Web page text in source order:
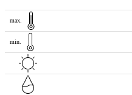
max.
min.